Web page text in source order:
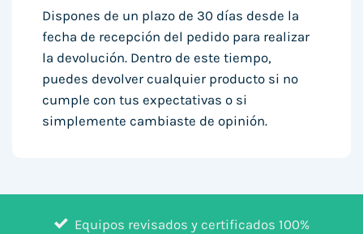
Dispones de un plazo de 30 días desde la
fecha de recepción del pedido para realizar
la devolución. Dentro de este tiempo,
puedes devolver cualquier producto si no
cumple con tus expectativas o si
simplemente cambiaste de opinión.
Equipos revisados y certificados 100%